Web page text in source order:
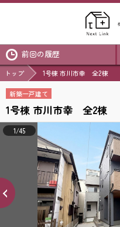
前回の履歴
トップ 1号棟 市川市幸 全2棟
新築一戸建て
1号棟 市川市幸 全2棟
1/45